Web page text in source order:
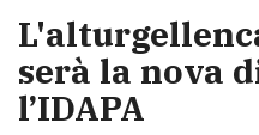
serà la nova
l’IDAPA